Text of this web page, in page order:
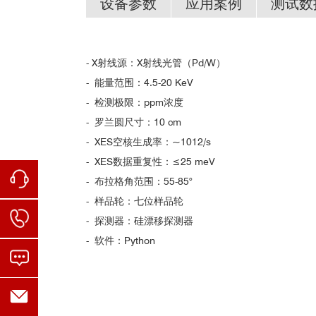
设备参数 应用案例 测试
- X射线源：X射线光管（Pd/W）
- 能量范围：4.5-20 KeV
- 检测极限：ppm浓度
- 罗兰圆尺寸：10 cm
- XES空核生成率：~1012/s
- XES数据重复性：≤25 meV
- 布拉格角范围：55-85°
- 样品轮：七位样品轮
- 探测器：硅漂移探测器
- 软件：Python
案例1：表征电池材料的电子配对情况
e202216286.
部分测试数据
部分发表文章举例：
Nat Commun. 2025, 16(1): 3464.
Environ. Sci. Technol. 2025, 59, 10, 5359
Int. J. Hydrogen Energy, 2025, 190: 152234.
App. Catal. B: Environ., 2024, 341: 123297.
Sci. Adv. 10, eadr9120 (2024)
App. Catal. B: Environ., 2024, 355: 124214.
Angewandte Chemie (2023) 62, 8, e202216286.
Energy Storage Materials 63 (2023) 103061
Journal of the American Chemical Society